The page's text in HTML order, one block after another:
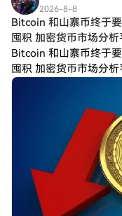
2026-8-8
Bitcoin 和山寨币终于
囤积 加密货币市场分析
Bitcoin 和山寨币终于
囤积 加密货币市场分
Bitcoin（$BTC）和山